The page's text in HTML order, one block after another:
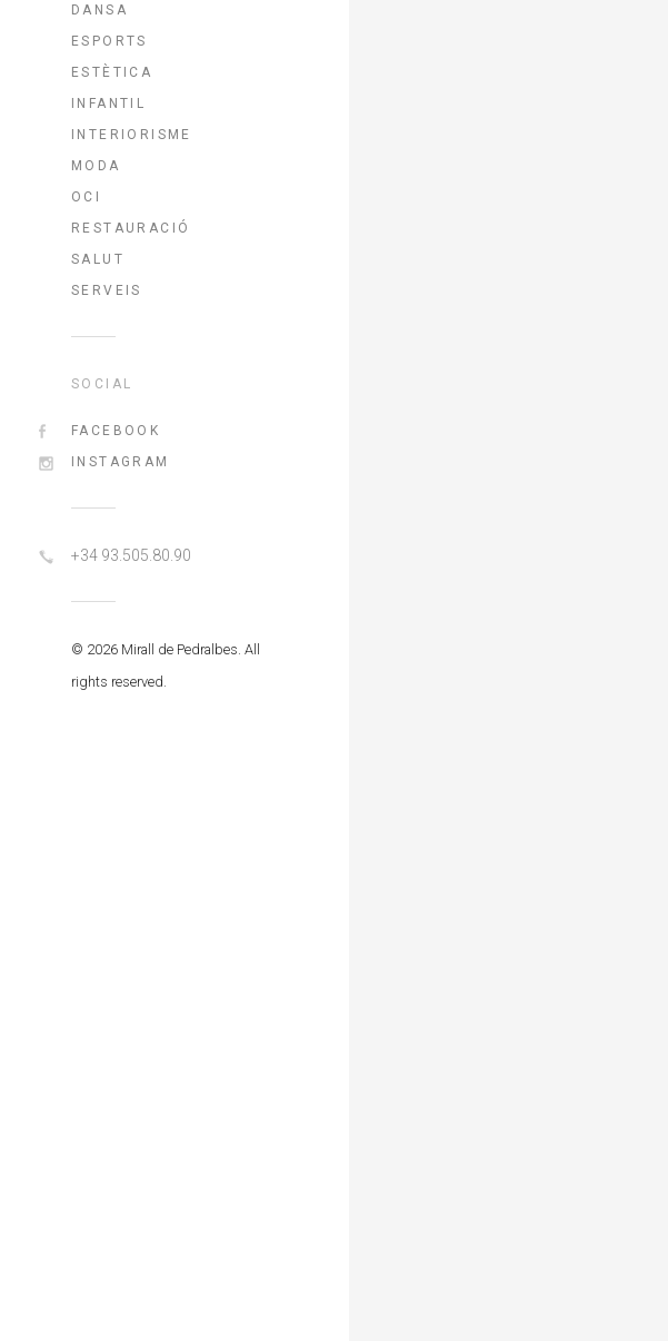
DANSA
ESPORTS
ESTÈTICA
INFANTIL
INTERIORISME
MODA
OCI
RESTAURACIÓ
SALUT
SERVEIS
SOCIAL
FACEBOOK
INSTAGRAM
+34 93.505.80.90
© 2026 Mirall de Pedralbes. All
rights reserved.